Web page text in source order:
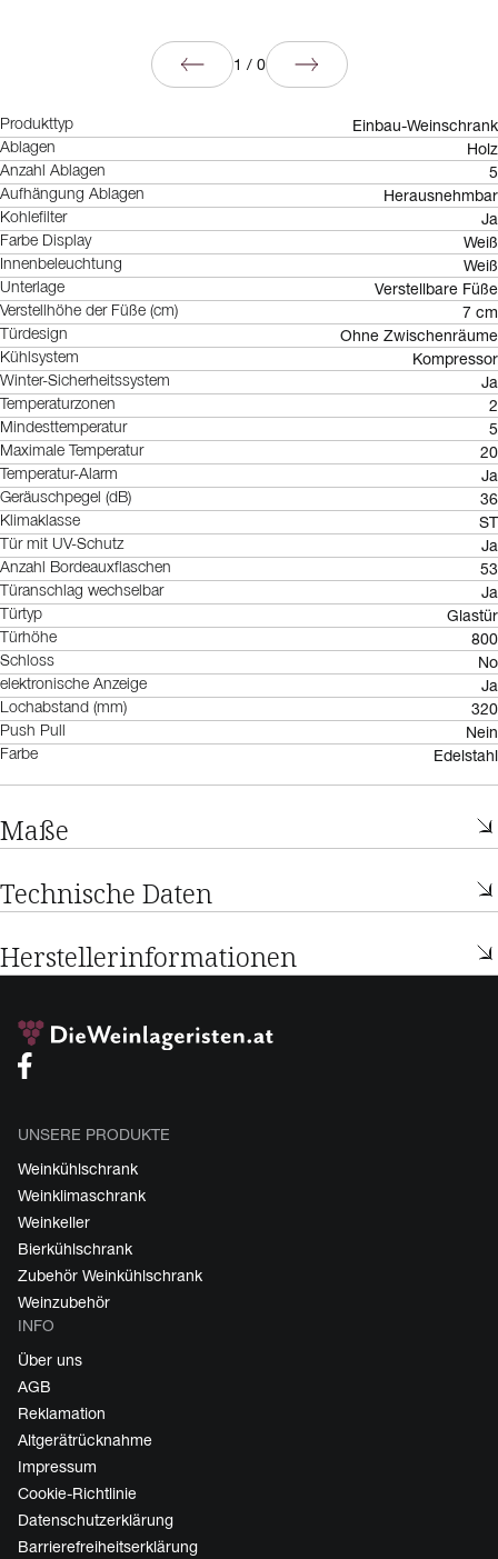
1 / 0
Produkttyp Einbau-Weinschrank
Ablagen Holz
Anzahl Ablagen 5
Aufhängung Ablagen Herausnehmbar
Kohlefilter Ja
Farbe Display Weiß
Innenbeleuchtung Weiß
Unterlage Verstellbare Füße
Verstellhöhe der Füße (cm) 7 cm
Türdesign Ohne Zwischenräume
Kühlsystem Kompressor
Winter-Sicherheitssystem Ja
Temperaturzonen 2
Mindesttemperatur 5
Maximale Temperatur 20
Temperatur-Alarm Ja
Geräuschpegel (dB) 36
Klimaklasse ST
Tür mit UV-Schutz Ja
Anzahl Bordeauxflaschen 53
Türanschlag wechselbar Ja
Türtyp Glastür
Türhöhe 800
Schloss No
elektronische Anzeige Ja
Lochabstand (mm) 320
Push Pull Nein
Farbe Edelstahl
Maße
Technische Daten
Herstellerinformationen
UNSERE PRODUKTE
Weinkühlschrank
Weinklimaschrank
Weinkeller
Bierkühlschrank
Zubehör Weinkühlschrank
Weinzubehör
INFO
Über uns
AGB
Reklamation
Altgerätrücknahme
Impressum
Cookie-Richtlinie
Datenschutzerklärung
Barrierefreiheitserklärung